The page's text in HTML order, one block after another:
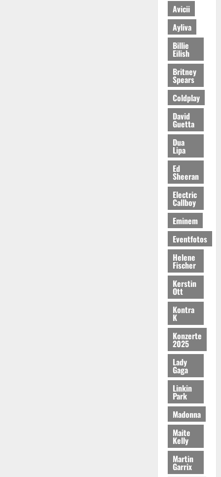
Avicii
Ayliva
Billie
Eilish
Britney
Spears
Coldplay
David
Guetta
Dua
Lipa
Ed
Sheeran
Electric
Callboy
Eminem
Eventfotos
Helene
Fischer
Kerstin
Ott
Kontra
K
Konzerte
2025
Lady
Gaga
Linkin
Park
Madonna
Maite
Kelly
Martin
Garrix